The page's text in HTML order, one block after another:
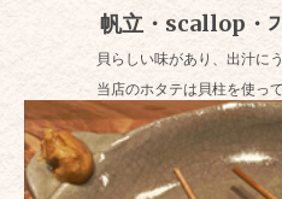
帆立・scallop・
貝らしい味があり、出汁に
当店のホタテは貝柱を使っ